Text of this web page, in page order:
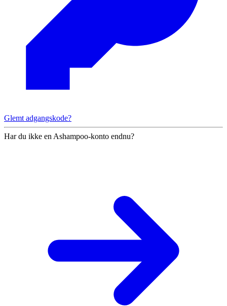
Glemt adgangskode?
Har du ikke en Ashampoo-konto endnu?